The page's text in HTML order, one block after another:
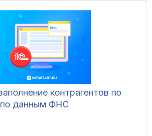
контрагентов по
данным ФНС